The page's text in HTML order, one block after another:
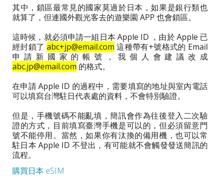
其中，鎖區最常見的國家莫過於日本，如果是銀行類也
就算了，但連國外觀光客去的遊樂園 APP 也會鎖區。
這時候，就必須申請一組日本 Apple ID ，由於 Apple 已
經封鎖了 abc+jp@email.com 這種帶有+號格式的 Email
申請新國家的帳號，我個人會建議改成
abc.jp@email.com 的格式。
在申請 Apple ID 的過程中，需要填寫的地址與室內電話
可以填寫台灣駐日代表處的資料，不會特別驗證。
但是，手機號碼不能亂填，簡訊會作為往後登入二次驗
證的方式，目前填寫臺灣手機是可以的，但必須留意門
號不能停用。當然，如果你有汰換的備用機，也可以常
駐日本 Apple ID 不登出，有可能就不會觸發發送簡訊的
流程。
購買日本 eSIM